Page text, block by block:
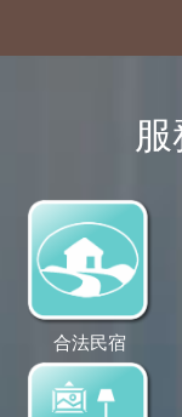
服
合法民宿